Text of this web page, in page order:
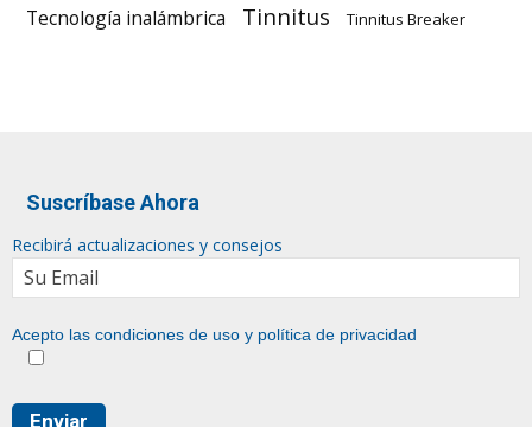
Tecnología inalámbrica Tinnitus Tinnitus Breaker
Suscríbase Ahora
Recibirá actualizaciones y consejos
Acepto las condiciones de uso y política de privacidad